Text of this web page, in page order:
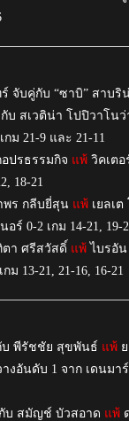
จับคู่กับ “ซาบิ” สาบริ
บ สเวติน่า โปปิวาโนว่
ม 21-9 และ 21-11
ปรธรรมกิจ แพ้วิคเตอ
18-21
ร กลีบยี่สุน แพ้เยลเต
ร์ 0-2 เกม 14-21, 19-
า ศรีสวัสดิ์ แพ้ไบรอัน
ม 13-21, 21-16, 16-21
บ พีรัชชัย สุขพันธ์ แพ้ย
งอันดับ 1 จาก เดนมาร์
บ สมัญช์ บัวสอาด แพ้